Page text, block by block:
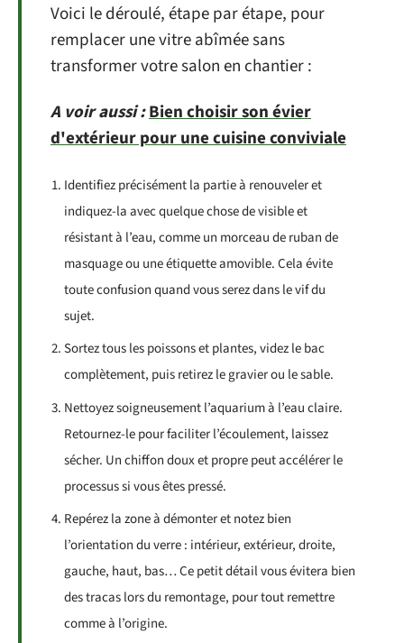
Voici le déroulé, étape par étape, pour
remplacer une vitre abîmée sans
transformer votre salon en chantier :
A voir aussi :Bien choisir son évier
d'extérieur pour une cuisine conviviale
Identifiez précisément la partie à renouveler et
indiquez-la avec quelque chose de visible et
résistant à l’eau, comme un morceau de ruban de
masquage ou une étiquette amovible. Cela évite
toute confusion quand vous serez dans le vif du
sujet.
Sortez tous les poissons et plantes, videz le bac
complètement, puis retirez le gravier ou le sable.
Nettoyez soigneusement l’aquarium à l’eau claire.
Retournez-le pour faciliter l’écoulement, laissez
sécher. Un chiffon doux et propre peut accélérer le
processus si vous êtes pressé.
Repérez la zone à démonter et notez bien
l’orientation du verre : intérieur, extérieur, droite,
gauche, haut, bas… Ce petit détail vous évitera bien
des tracas lors du remontage, pour tout remettre
comme à l’origine.